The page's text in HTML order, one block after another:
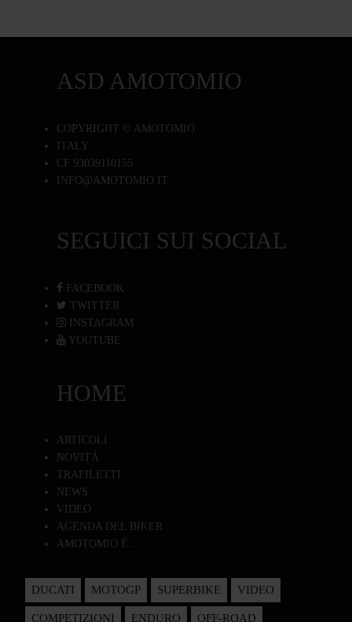
ASD AMOTOMIO
COPYRIGHT © AMOTOMIO
ITALY
CF 93039110155
INFO@AMOTOMIO.IT
SEGUICI SUI SOCIAL
FACEBOOK
TWITTER
INSTAGRAM
YOUTUBE
HOME
ARTICOLI
NOVITÀ
TRAFILETTI
NEWS
VIDEO
AGENDA DEL BIKER
AMOTOMIO È...
DUCATI MOTOGP SUPERBIKE VIDEO
COMPETIZIONI ENDURO OFF-ROAD